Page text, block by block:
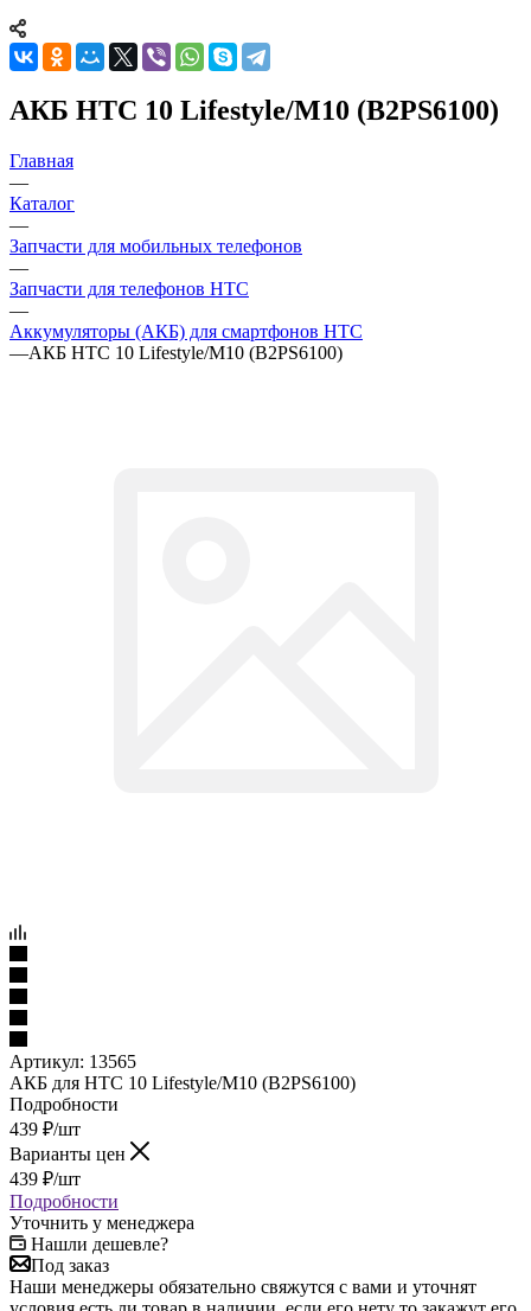
АКБ HTC 10 Lifestyle/M10 (B2PS6100)
Главная
—
Каталог
—
Запчасти для мобильных телефонов
—
Запчасти для телефонов HTC
—
Аккумуляторы (АКБ) для смартфонов HTC
—АКБ HTC 10 Lifestyle/M10 (B2PS6100)
Артикул: 13565
АКБ для HTC 10 Lifestyle/M10 (B2PS6100)
Подробности
439 ₽/шт
Варианты цен
439 ₽/шт
Подробности
Уточнить у менеджера
Нашли дешевле?
Под заказ
Наши менеджеры обязательно свяжутся с вами и уточнят